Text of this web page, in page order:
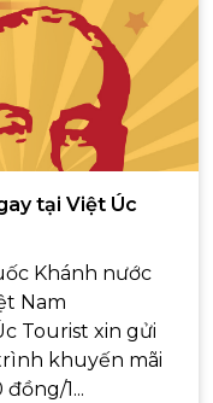
tại Việt Úc
Khánh nước
Nam
Tourist xin gửi
khuyến mãi
1...